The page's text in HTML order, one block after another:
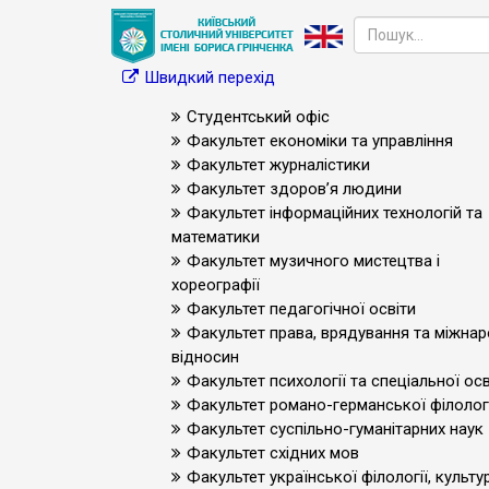
Швидкий перехід
Студентський офіс
Факультет економіки та управління
Факультет журналістики
Факультет здоров’я людини
Факультет інформаційних технологій та
математики
Факультет музичного мистецтва і
хореографії
Факультет педагогічної освіти
Факультет права, врядування та
відносин
Факультет психології та спеціальної
Факультет романо-германської
Факультет суспільно-гуманітарних наук
Факультет східних мов
Факультет української філології,